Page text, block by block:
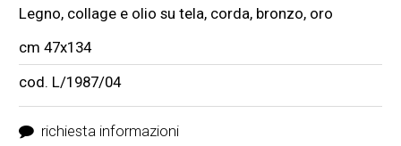
Legno, collage e olio su tela, corda, bronzo, oro
cm 47x134
cod. L/1987/04
richiesta informazioni